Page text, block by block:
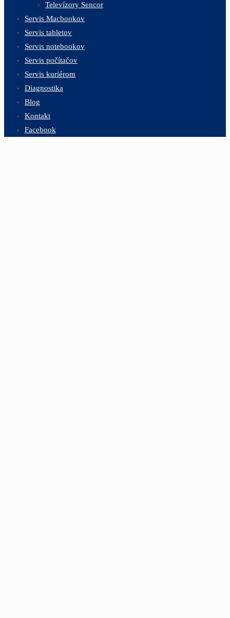
Televízory Sencor
Servis Macbookov
Servis tabletov
Servis notebookov
Servis počítačov
Servis kuriérom
Diagnostika
Blog
Kontakt
Facebook